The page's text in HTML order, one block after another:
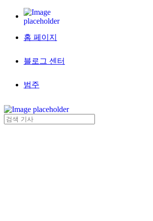
홈 페이지
블로그 센터
범주